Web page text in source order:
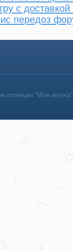
с
передоз
потенции “Моя